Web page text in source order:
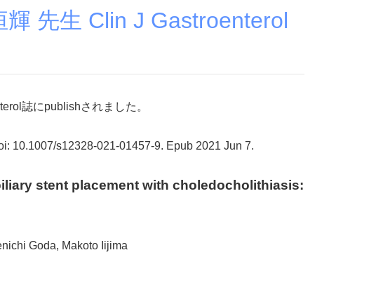
誌にpublishされました。
10.1007/s12328-021-01457-9. Epub 2021 Jun 7.
stent placement with choledocholithiasis:
Goda, Makoto Iijima